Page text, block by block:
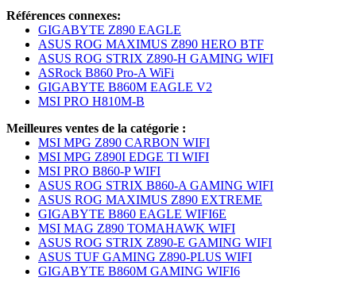
Références connexes:
GIGABYTE Z890 EAGLE
ASUS ROG MAXIMUS Z890 HERO BTF
ASUS ROG STRIX Z890-H GAMING WIFI
ASRock B860 Pro-A WiFi
GIGABYTE B860M EAGLE V2
MSI PRO H810M-B
Meilleures ventes de la catégorie :
MSI MPG Z890 CARBON WIFI
MSI MPG Z890I EDGE TI WIFI
MSI PRO B860-P WIFI
ASUS ROG STRIX B860-A GAMING WIFI
ASUS ROG MAXIMUS Z890 EXTREME
GIGABYTE B860 EAGLE WIFI6E
MSI MAG Z890 TOMAHAWK WIFI
ASUS ROG STRIX Z890-E GAMING WIFI
ASUS TUF GAMING Z890-PLUS WIFI
GIGABYTE B860M GAMING WIFI6